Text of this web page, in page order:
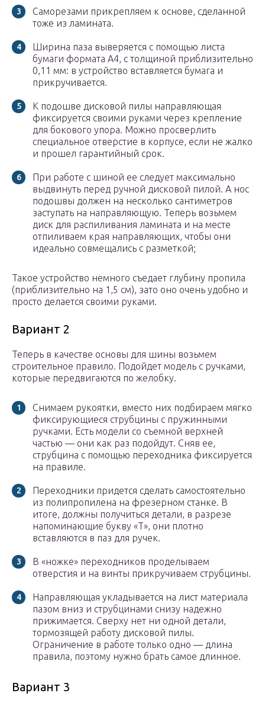
Саморезами прикрепляем к основе, сделанной
тоже из ламината.
Ширина паза выверяется с помощью листа
бумаги формата А4, с толщиной приблизительно
0,11 мм: в устройство вставляется бумага и
прикручивается.
К подошве дисковой пилы направляющая
фиксируется своими руками через крепление
для бокового упора. Можно просверлить
специальное отверстие в корпусе, если не жалко
и прошел гарантийный срок.
При работе с шиной ее следует максимально
выдвинуть перед ручной дисковой пилой. А нос
подошвы должен на несколько сантиметров
заступать на направляющую. Теперь возьмем
диск для распиливания ламината и на месте
отпиливаем края направляющих, чтобы они
идеально совмещались с разметкой;
Такое устройство немного съедает глубину пропила
(приблизительно на 1,5 см), зато оно очень удобно и
просто делается своими руками.
Вариант 2
Теперь в качестве основы для шины возьмем
строительное правило. Подойдет модель с ручками,
которые передвигаются по желобку.
Снимаем рукоятки, вместо них подбираем мягко
фиксирующиеся струбцины с пружинными
ручками. Есть модели со съемной верхней
частью — они как раз подойдут. Сняв ее,
струбцина с помощью переходника фиксируется
на правиле.
Переходники придется сделать самостоятельно
из полипропилена на фрезерном станке. В
итоге, должны получиться детали, в разрезе
напоминающие букву «Т», они плотно
вставляются в паз для ручек.
В «ножке» переходников проделываем
отверстия и на винты прикручиваем струбцины.
Направляющая укладывается на лист материала
пазом вниз и струбцинами снизу надежно
прижимается. Сверху нет ни одной детали,
тормозящей работу дисковой пилы.
Ограничение в работе только одно — длина
правила, поэтому нужно брать самое длинное.
Вариант 3